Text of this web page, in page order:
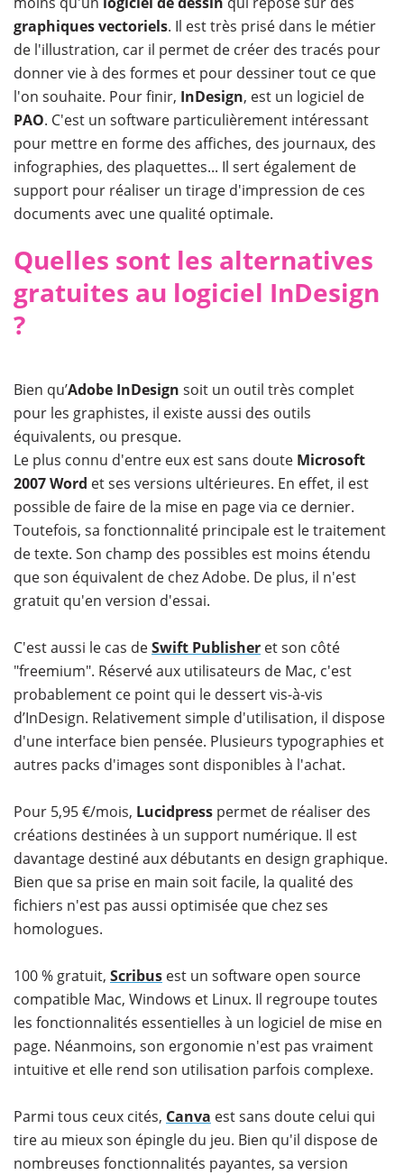
graphiques vectoriels. Il est très prisé dans le métier
de l'illustration, car il permet de créer des tracés pour
donner vie à des formes et pour dessiner tout ce que
l'on souhaite. Pour finir, InDesign, est un logiciel de
PAO. C'est un software particulièrement intéressant
pour mettre en forme des affiches, des journaux, des
infographies, des plaquettes... Il sert également de
support pour réaliser un tirage d'impression de ces
documents avec une qualité optimale.
Quelles sont les alternatives
gratuites au logiciel InDesign
?
Bien qu’Adobe InDesign soit un outil très complet
pour les graphistes, il existe aussi des outils
équivalents, ou presque.
Le plus connu d'entre eux est sans doute Microsoft
2007 Word et ses versions ultérieures. En effet, il est
possible de faire de la mise en page via ce dernier.
Toutefois, sa fonctionnalité principale est le traitement
de texte. Son champ des possibles est moins étendu
que son équivalent de chez Adobe. De plus, il n'est
gratuit qu'en version d'essai.
C'est aussi le cas deSwift Publisher et son côté
"freemium". Réservé aux utilisateurs de Mac, c'est
probablement ce point qui le dessert vis-à-vis
d’InDesign. Relativement simple d'utilisation, il dispose
d'une interface bien pensée. Plusieurs typographies et
autres packs d'images sont disponibles à l'achat.
Pour 5,95 €/mois, Lucidpress permet de réaliser des
créations destinées à un support numérique. Il est
davantage destiné aux débutants en design graphique.
Bien que sa prise en main soit facile, la qualité des
fichiers n'est pas aussi optimisée que chez ses
homologues.
100 % gratuit, Scribus est un software open source
compatible Mac, Windows et Linux. Il regroupe toutes
les fonctionnalités essentielles à un logiciel de mise en
page. Néanmoins, son ergonomie n'est pas vraiment
intuitive et elle rend son utilisation parfois complexe.
Parmi tous ceux cités, Canva est sans doute celui qui
tire au mieux son épingle du jeu. Bien qu'il dispose de
nombreuses fonctionnalités payantes, sa version